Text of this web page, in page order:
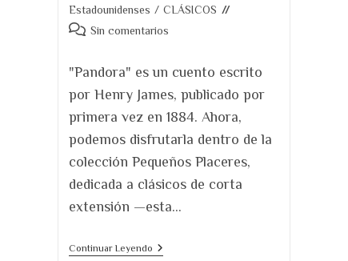
de
la
Estadounidenses / CLÁSICOS
Comentarios
entrada:
Sin comentarios
"Pandora" es un cuento escrito
por Henry James, publicado por
primera vez en 1884. Ahora,
podemos disfrutarla dentro de la
colección Pequeños Placeres,
dedicada a clásicos de corta
extensión —esta…
Continuar LeyendoPandora,